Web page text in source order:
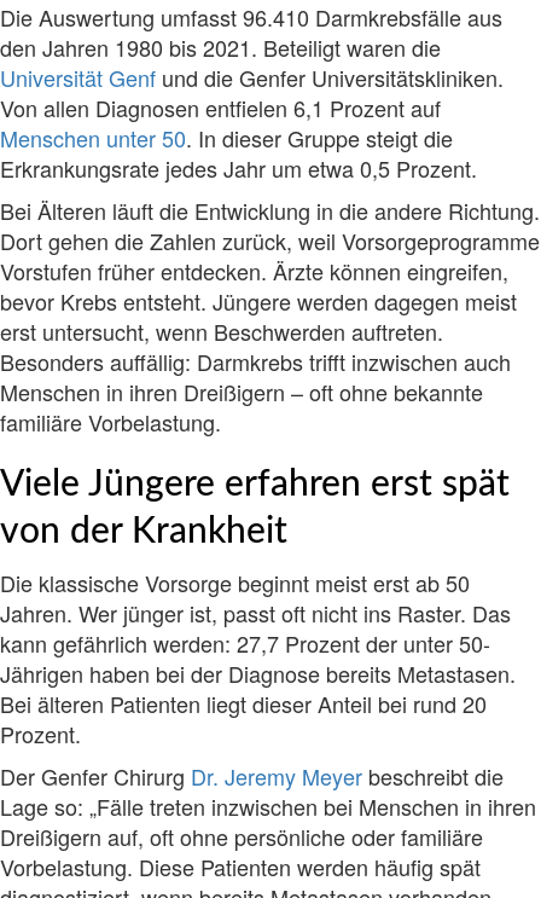
Die Auswertung umfasst 96.410 Darmkrebsfälle aus
den Jahren 1980 bis 2021. Beteiligt waren die
Universität Genf und die Genfer Universitätskliniken.
Von allen Diagnosen entfielen 6,1 Prozent auf
Menschen unter 50. In dieser Gruppe steigt die
Erkrankungsrate jedes Jahr um etwa 0,5 Prozent.
Bei Älteren läuft die Entwicklung in die andere Richtung.
Dort gehen die Zahlen zurück, weil Vorsorgeprogramme
Vorstufen früher entdecken. Ärzte können eingreifen,
bevor Krebs entsteht. Jüngere werden dagegen meist
erst untersucht, wenn Beschwerden auftreten.
Besonders auffällig: Darmkrebs trifft inzwischen auch
Menschen in ihren Dreißigern – oft ohne bekannte
familiäre Vorbelastung.
Viele Jüngere erfahren erst spät
von der Krankheit
Die klassische Vorsorge beginnt meist erst ab 50
Jahren. Wer jünger ist, passt oft nicht ins Raster. Das
kann gefährlich werden: 27,7 Prozent der unter 50-
Jährigen haben bei der Diagnose bereits Metastasen.
Bei älteren Patienten liegt dieser Anteil bei rund 20
Prozent.
Der Genfer Chirurg Dr. Jeremy Meyer beschreibt die
Lage so: „Fälle treten inzwischen bei Menschen in ihren
Dreißigern auf, oft ohne persönliche oder familiäre
Vorbelastung. Diese Patienten werden häufig spät